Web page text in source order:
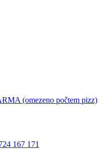
(omezeno počtem pizz)
167 171